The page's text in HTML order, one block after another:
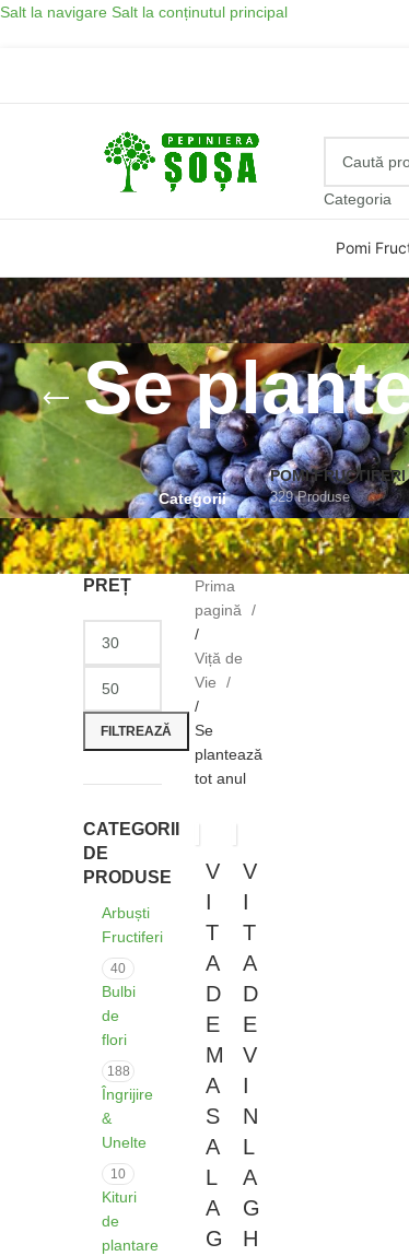
Salt la navigare Salt la conținutul principal
Categoria
Pomi
Se
Categorii
POMI FRUCTIFERI
329 Produse
PREȚ
Preț
minim
Preț
maxim
FILTREAZĂ
CATEGORII
DE
PRODUSE
Arbuști
Fructiferi
40
Bulbi
de
flori
188
Îngrijire
&
Unelte
10
Kituri
de
plantare
Prima
pagină
/
Viță de
Vie
/
Se
plantează
tot anul
V
I
T
A
D
E
M
A
S
A
L
A
G
V
I
T
A
D
E
V
I
N
L
A
G
H